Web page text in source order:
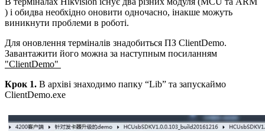
) і обидва необхідно оновити одночасно, інакше можуть
виникнути проблеми в роботі.
Для оновлення терміналів знадобиться ПЗ ClientDemo.
Завантажити його можна за наступным посиланням
"ClientDemo"
Крок 1. В архіві знаходимо папку “Lib” та запускаймо
ClientDemo.exe